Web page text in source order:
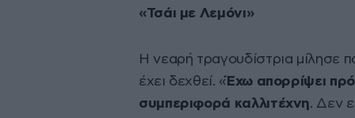
«Τσάι με Λεμόνι»
Η νεαρή τραγουδίστρια μίλησε
έχει δεχθεί. «Έχω απορρίψει
συμπεριφορά καλλιτέχνη. Δεν